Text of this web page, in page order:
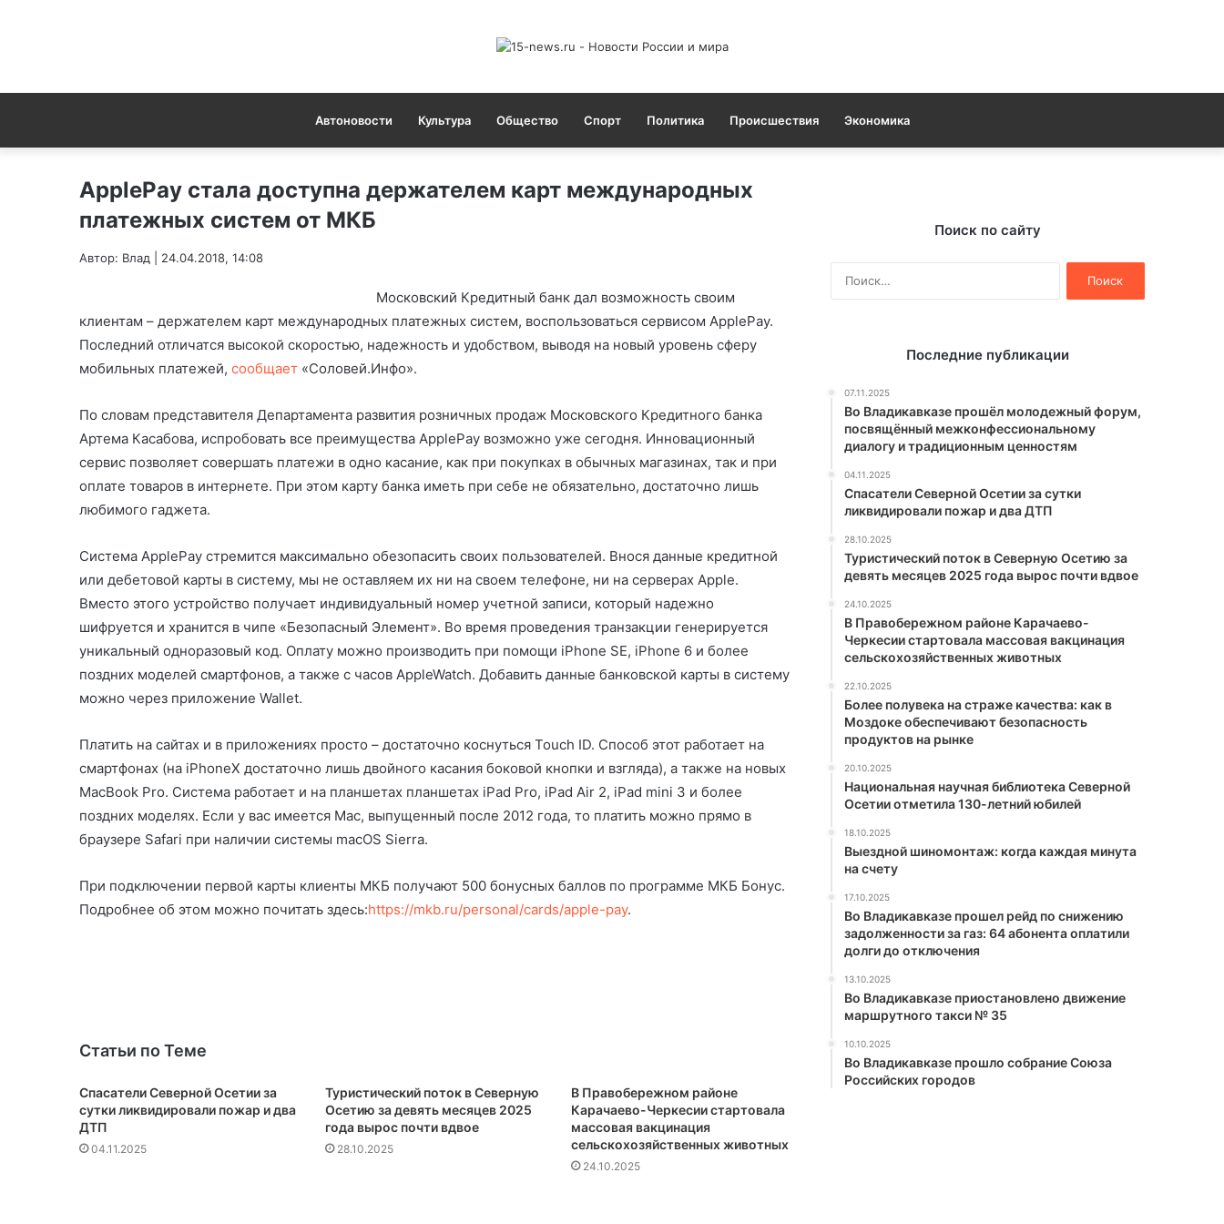
Автоновости Культура Общество Спорт Политика Происшествия Экономика
ApplePay стала доступна держателем карт международных
платежных систем от МКБ
Автор: Влад | 24.04.2018, 14:08
Московский Кредитный банк дал возможность своим
клиентам – держателем карт международных платежных систем, воспользоваться сервисом ApplePay.
Последний отличатся высокой скоростью, надежность и удобством, выводя на новый уровень сферу
мобильных платежей, сообщает «Соловей.Инфо».
По словам представителя Департамента развития розничных продаж Московского Кредитного банка
Артема Касабова, испробовать все преимущества ApplePay возможно уже сегодня. Инновационный
сервис позволяет совершать платежи в одно касание, как при покупках в обычных магазинах, так и при
оплате товаров в интернете. При этом карту банка иметь при себе не обязательно, достаточно лишь
любимого гаджета.
Система ApplePay стремится максимально обезопасить своих пользователей. Внося данные кредитной
или дебетовой карты в систему, мы не оставляем их ни на своем телефоне, ни на серверах Apple.
Вместо этого устройство получает индивидуальный номер учетной записи, который надежно
шифруется и хранится в чипе «Безопасный Элемент». Во время проведения транзакции генерируется
уникальный одноразовый код. Оплату можно производить при помощи iPhone SE, iPhone 6 и более
поздних моделей смартфонов, а также с часов AppleWatch. Добавить данные банковской карты в систему
можно через приложение Wallet.
Платить на сайтах и в приложениях просто – достаточно коснуться Touch ID. Способ этот работает на
смартфонах (на iPhoneX достаточно лишь двойного касания боковой кнопки и взгляда), а также на новых
MacBook Pro. Система работает и на планшетах планшетах iPad Pro, iPad Air 2, iPad mini 3 и более
поздних моделях. Если у вас имеется Mac, выпущенный после 2012 года, то платить можно прямо в
браузере Safari при наличии системы macOS Sierra.
При подключении первой карты клиенты МКБ получают 500 бонусных баллов по программе МКБ Бонус.
Подробнее об этом можно почитать здесь:https://mkb.ru/personal/cards/apple-pay.
Статьи по Теме
Спасатели Северной Осетии за
сутки ликвидировали пожар и два
ДТП
04.11.2025
Туристический поток в Северную
Осетию за девять месяцев 2025
года вырос почти вдвое
28.10.2025
В Правобережном районе
Карачаево-Черкесии стартовала
массовая вакцинация
сельскохозяйственных животных
24.10.2025
Поиск по сайту
Последние публикации
07.11.2025
Во Владикавказе прошёл молодежный форум,
посвящённый межконфессиональному
диалогу и традиционным ценностям
04.11.2025
Спасатели Северной Осетии за сутки
ликвидировали пожар и два ДТП
28.10.2025
Туристический поток в Северную Осетию за
девять месяцев 2025 года вырос почти вдвое
24.10.2025
В Правобережном районе Карачаево-
Черкесии стартовала массовая вакцинация
сельскохозяйственных животных
22.10.2025
Более полувека на страже качества: как в
Моздоке обеспечивают безопасность
продуктов на рынке
20.10.2025
Национальная научная библиотека Северной
Осетии отметила 130-летний юбилей
18.10.2025
Выездной шиномонтаж: когда каждая минута
на счету
17.10.2025
Во Владикавказе прошел рейд по снижению
задолженности за газ: 64 абонента оплатили
долги до отключения
13.10.2025
Во Владикавказе приостановлено движение
маршрутного такси № 35
10.10.2025
Во Владикавказе прошло собрание Союза
Российских городов